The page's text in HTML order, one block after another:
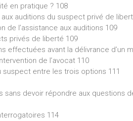
en pratique ? 108
auditions du suspect privé de
de l’assistance aux auditions 109
privés de liberté 109
effectuées avant la délivrance d’un
de l’avocat 110
suspect entre les trois options 111
sans devoir répondre aux questions
114